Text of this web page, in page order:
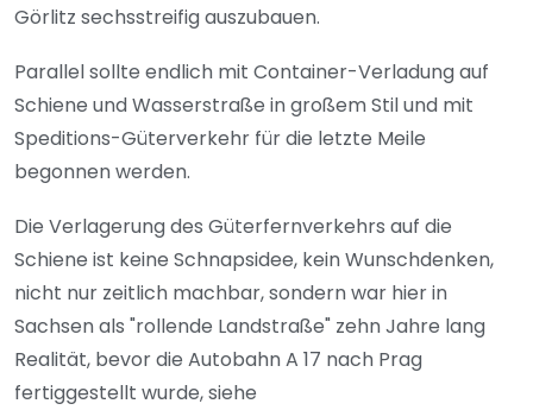
Görlitz sechsstreifig auszubauen.
Parallel sollte endlich mit Container-Verladung auf
Schiene und Wasserstraße in großem Stil und mit
Speditions-Güterverkehr für die letzte Meile
begonnen werden.
Die Verlagerung des Güterfernverkehrs auf die
Schiene ist keine Schnapsidee, kein Wunschdenken,
nicht nur zeitlich machbar, sondern war hier in
Sachsen als "rollende Landstraße" zehn Jahre lang
Realität, bevor die Autobahn A 17 nach Prag
fertiggestellt wurde, siehe